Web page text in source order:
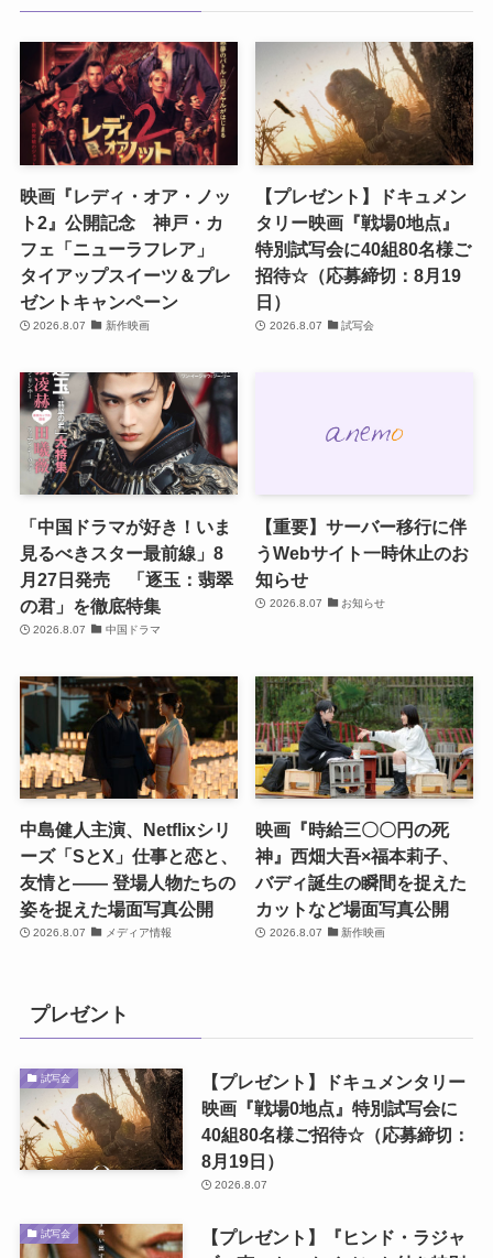
映画『レディ・オア・ノッ
ト2』公開記念 神戸・カ
フェ「ニューラフレア」
タイアップスイーツ＆プレ
ゼントキャンペーン
2026.8.07 新作映画
【プレゼント】ドキュメン
タリー映画『戦場0地点』
特別試写会に40組80名様ご
招待☆（応募締切：8月19
日）
2026.8.07 試写会
「中国ドラマが好き！いま
見るべきスター最前線」8
月27日発売 「逐玉：翡翠
の君」を徹底特集
2026.8.07 中国ドラマ
【重要】サーバー移行に伴
うWebサイト一時休止のお
知らせ
2026.8.07 お知らせ
中島健人主演、Netflixシリ
ーズ「SとX」仕事と恋と、
友情と―― 登場人物たちの
姿を捉えた場面写真公開
2026.8.07 メディア情報
映画『時給三〇〇円の死
神』西畑大吾×福本莉子、
バディ誕生の瞬間を捉えた
カットなど場面写真公開
2026.8.07 新作映画
プレゼント
試写会
【プレゼント】ドキュメンタリー
映画『戦場0地点』特別試写会に
40組80名様ご招待☆（応募締切：
8月19日）
2026.8.07
試写会
【プレゼント】『ヒンド・ラジャ